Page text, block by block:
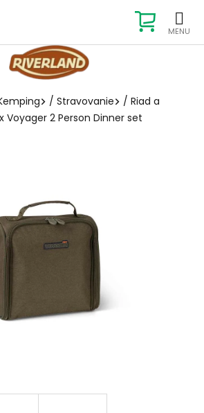
KOŠÍK
/ Stravovanie / Riad a
Voyager 2 Person Dinner set